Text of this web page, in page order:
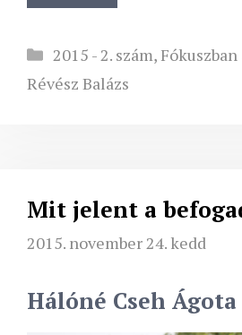
Kategória
2015 - 2. szám,
Révész Balázs
Mit jelent a
2015. november 24. kedd
Hálóné Cseh Ágota